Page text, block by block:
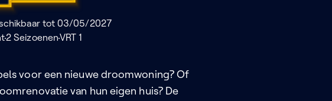
tot 03/05/2027
2 SeizoenenVRT 1
voor een nieuwe droomwoning? Of
van hun eigen huis? De